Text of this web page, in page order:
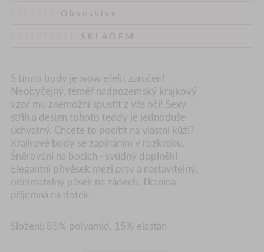
Obsessive
SKLADEM
S tímto body je wow efekt zaručen!
Neobyčejný, téměř nadpozemský krajkový
vzor mu znemožní spustit z vás oči! Sexy
střih a design tohoto teddy je jednoduše
úchvatný. Chcete to pocítit na vlastní kůži?
Krajkové body se zapínáním v rozkroku.
Šněrování na bocích - svůdný doplněk!
Elegantní přívěsek mezi prsy a nastavitelný,
odnímatelný pásek na zádech. Tkanina
příjemná na dotek.
Složení: 85% polyamid, 15% elastan